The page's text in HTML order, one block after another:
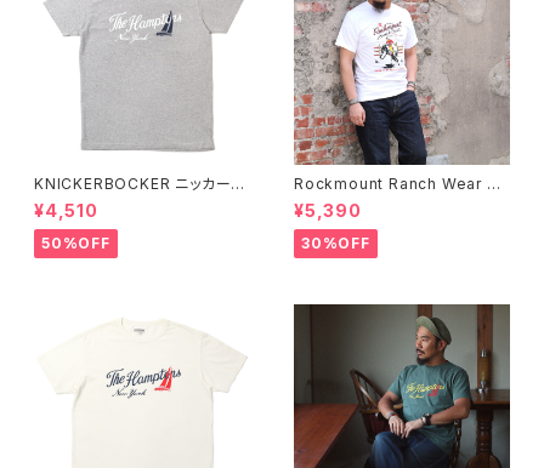
KNICKERBOCKER ニッカーボ
ッカー HEATHER GREY ハン
プトン Tシャツ
¥4,510
50%OFF
Rockmount Ranch Wear ロ
ックマウント ランチウェア Rock
mount Bronc Western T-Sh
irt 半袖Tシャツ 全3色
¥5,390
30%OFF